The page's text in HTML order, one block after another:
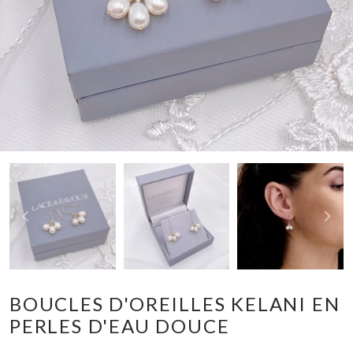
BOUCLES D'OREILLES KELANI EN
PERLES D'EAU DOUCE